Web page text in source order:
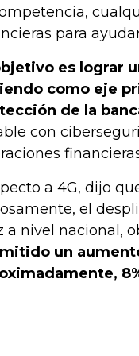
para
es lograr
como eje
de la
con
a 4G, dijo
el
a nivel nacional,
un